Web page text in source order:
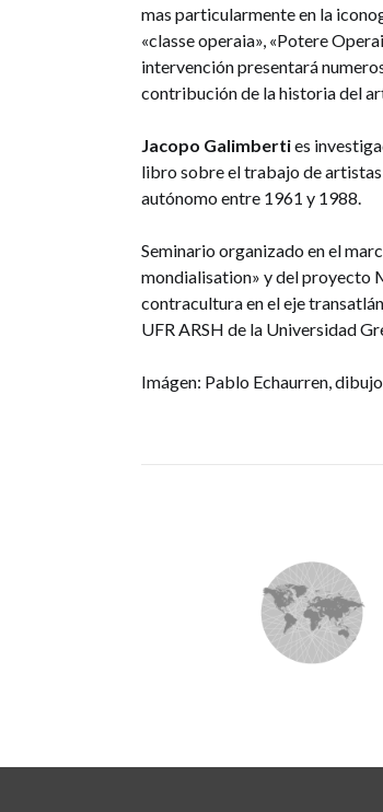
mas particularmente en la
«classe operaia», «Potere
intervención presentará
contribución de la historia del
Jacopo Galimberties
libro sobre el trabajo de
autónomo entre 1961 y 1988.
Seminario organizado en el
mondialisation» y del proyecto
contracultura en el eje
UFR ARSH de la Universidad
Imágen: Pablo Echaurren,